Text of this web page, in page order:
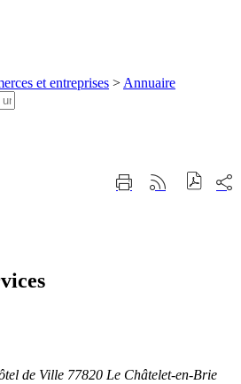
et entreprises > Annuaire
ImprimerGénérer
sur
de Ville 77820 Le Châtelet-en-Brie